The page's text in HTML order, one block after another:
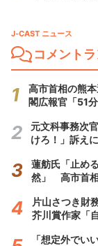
J-CAST ニュース
コメント
高市首相の熊
閣広報官「51
元文科事務次
けろ！」訴え
蓮舫氏「止め
然」 高市首相
片山さつき財
芥川賞作家「
「想定外で